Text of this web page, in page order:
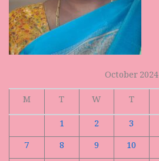
October 2024
M
T W T
1
2 3
7
8 9 10